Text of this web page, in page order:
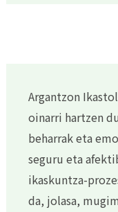
Argantzon
oinarri hartzen
beharrak eta
seguru eta
ikaskuntza-
da, jolasa,